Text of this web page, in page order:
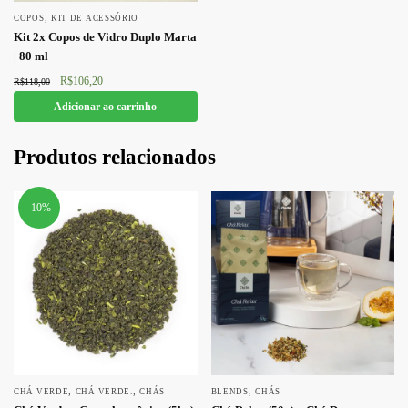
COPOS KIT DE ACESSÓRIO
Kit 2x Copos de Vidro Duplo Marta
| 80 ml
R$118,00
O preço
original
era:
R$106,20
atual é:
R$106,20.
Adicionar ao carrinho
Produtos relacionados
-10%
CHÁ VERDE CHÁ VERDE. ,CHÁS BLENDS ,CHÁS